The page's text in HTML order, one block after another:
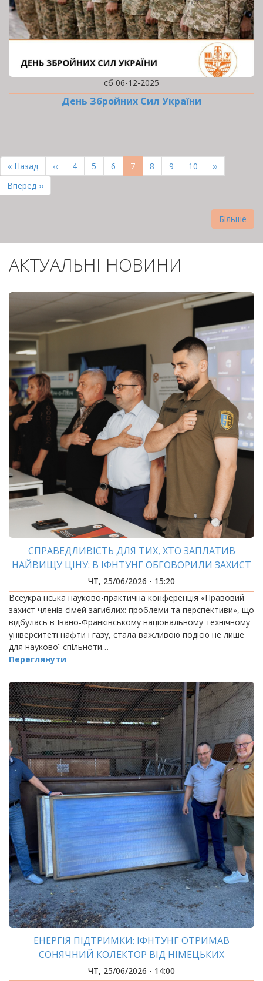
сб 06-12-2025
День Збройних Сил України
НА
СТОРІНКИ
Перша
сторінка
« Назад
Попередня
сторінка
‹‹ Page
4 Page
5 Page
6
Поточна
сторінка
7 Page
8 Page
9 Page
10
Наступна
сторінка
››
Остання
сторінка
Вперед ››
Більше
АКТУАЛЬНІ НОВИНИ
СПРАВЕДЛИВІСТЬ ДЛЯ ТИХ, ХТО ЗАПЛАТИВ
НАЙВИЩУ ЦІНУ: В ІФНТУНГ ОБГОВОРИЛИ ЗАХИСТ
РОДИН ЗАГИБЛИХ ВІЙСЬКОВИХ
ЧТ, 25/06/2026 - 15:20
Всеукраїнська науково-практична конференція «Правовий
захист членів сімей загиблих: проблеми та перспективи», що
відбулась в Івано-Франківському національному технічному
університеті нафти і газу, стала важливою подією не лише
для наукової спільноти…
Переглянути
ЕНЕРГІЯ ПІДТРИМКИ: ІФНТУНГ ОТРИМАВ
СОНЯЧНИЙ КОЛЕКТОР ВІД НІМЕЦЬКИХ
БЛАГОДІЙНИКІВ
ЧТ, 25/06/2026 - 14:00